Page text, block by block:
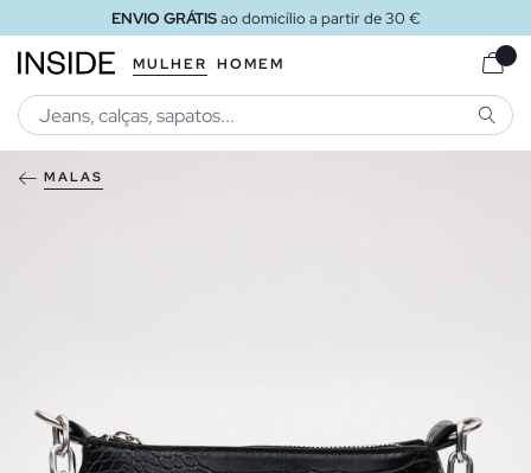
ENVIO GRÁTISao domicílio a partir de 30 €
MULHER HOMEM
MALAS